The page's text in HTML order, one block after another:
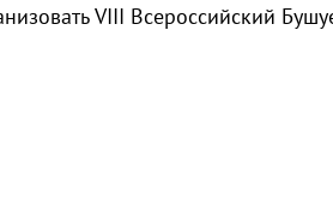
VIII Всероссийский